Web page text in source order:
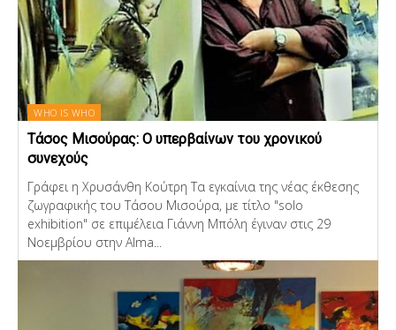
WHO IS WHO
Τάσος Μισούρας: O υπερβαίνων του χρονικού
συνεχούς
Γράφει η Χρυσάνθη Κούτρη Τα εγκαίνια της νέας έκθεσης
ζωγραφικής του Τάσου Μισούρα, με τίτλο "solo
exhibition" σε επιμέλεια Γιάννη Μπόλη έγιναν στις 29
Νοεμβρίου στην Alma...